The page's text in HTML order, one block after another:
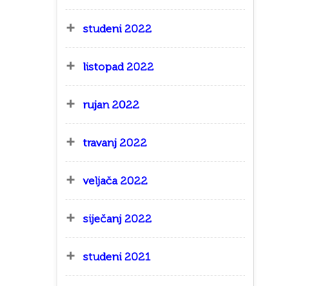
studeni 2022
listopad 2022
rujan 2022
travanj 2022
veljača 2022
siječanj 2022
studeni 2021